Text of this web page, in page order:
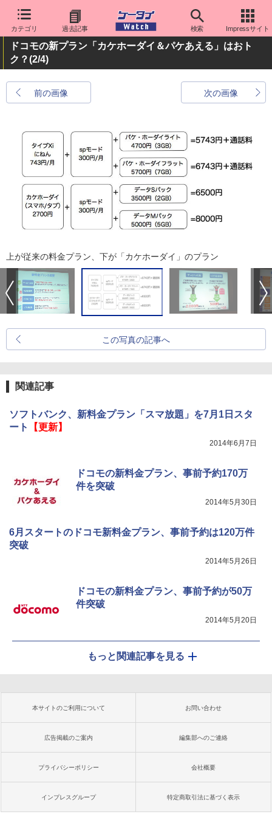
カテゴリ 過去記事 検索 Impressサイト
ドコモの新プラン「カケホーダイ＆パケあえる」はおト
ク？(2/4)
前の画像 次の画像
上が従来の料金プラン、下が「カケホーダイ」のプラン
この写真の記事へ
関連記事
ソフトバンク、新料金プラン「スマ放題」を7月1日スタ
ート
【更新】
2014年6月7日
ドコモの新料金プラン、事前予約170万
件を突破
2014年5月30日
6月スタートのドコモ新料金プラン、事前予約は120万件
突破
2014年5月26日
ドコモの新料金プラン、事前予約が50万
件突破
2014年5月20日
もっと関連記事を見る
本サイトのご利用について お問い合わせ
広告掲載のご案内 編集部へのご連絡
プライバシーポリシー 会社概要
インプレスグループ 特定商取引法に基づく表示